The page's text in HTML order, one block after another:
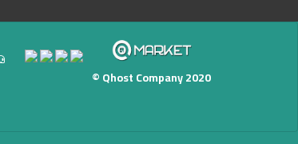
Qhost Company 2020 ©